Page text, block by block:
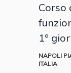
Corso
1°
NAPOLI
ITALIA